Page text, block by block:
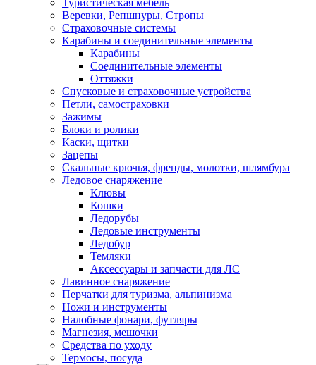
Туристическая мебель
Веревки, Репшнуры, Стропы
Страховочные системы
Карабины и соединительные элементы
Карабины
Соединительные элементы
Оттяжки
Спусковые и страховочные устройства
Петли, самостраховки
Зажимы
Блоки и ролики
Каски, щитки
Зацепы
Скальные крючья, френды, молотки, шлямбура
Ледовое снаряжение
Клювы
Кошки
Ледорубы
Ледовые инструменты
Ледобур
Темляки
Аксессуары и запчасти для ЛС
Лавинное снаряжение
Перчатки для туризма, альпинизма
Ножи и инструменты
Налобные фонари, футляры
Магнезия, мешочки
Средства по уходу
Термосы, посуда